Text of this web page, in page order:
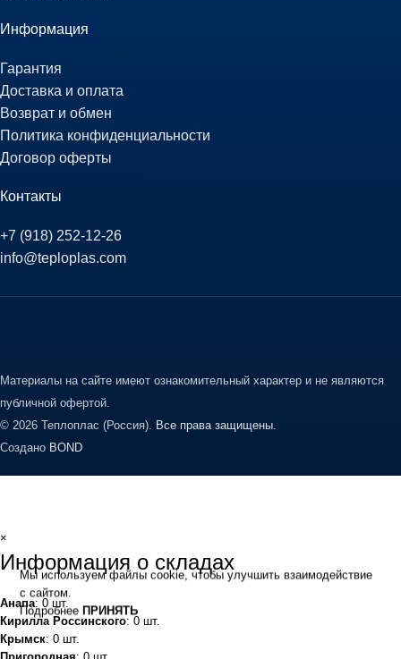
Информация
Гарантия
Доставка и оплата
Возврат и обмен
Политика конфиденциальности
Договор оферты
Контакты
+7 (918) 252-12-26
info@teploplas.com
Материалы на сайте имеют ознакомительный характер и не являются
публичной офертой.
© 2026 Теплоплас (Россия). Все права защищены.
Создано BOND
Мы используем файлы cookie, чтобы улучшить взаимодействие
с сайтом.
Подробнее ПРИНЯТЬ
×
Информация о складах
Анапа: 0 шт.
Кирилла Россинского: 0 шт.
Крымск: 0 шт.